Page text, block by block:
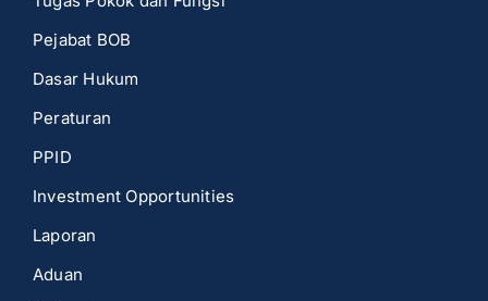
Pejabat BOB
Dasar Hukum
Peraturan
PPID
Investment Opportunities
Laporan
Aduan